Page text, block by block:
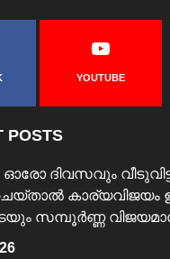
YOUTUBE
POSTS
ഓരോ ദിവസവും
കാര്യവിജയം
സമ്പൂർണ്ണ